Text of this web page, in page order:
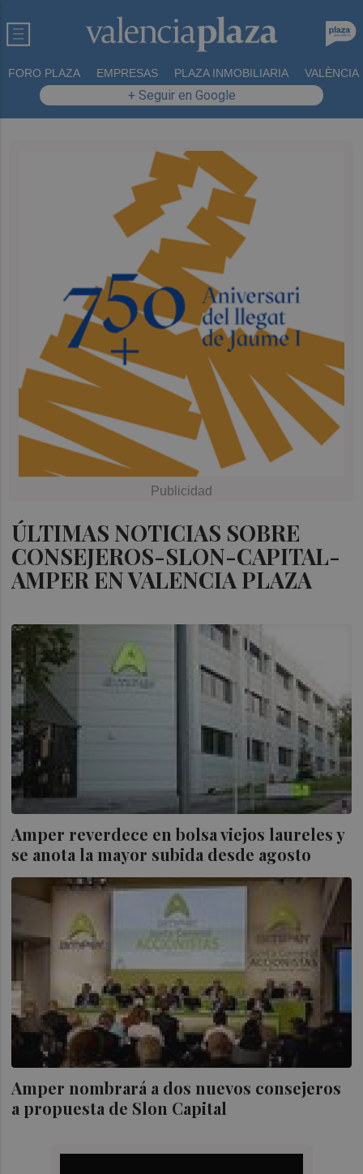
FORO PLAZA EMPRESAS PLAZA INMOBILIARIA VALÈNCIA
+ Seguir en Google
ÚLTIMAS NOTICIAS SOBRE
CONSEJEROS-SLON-CAPITAL-
AMPER EN VALENCIA PLAZA
Amper reverdece en bolsa viejos laureles y
se anota la mayor subida desde agosto
Amper nombrará a dos nuevos consejeros
a propuesta de Slon Capital